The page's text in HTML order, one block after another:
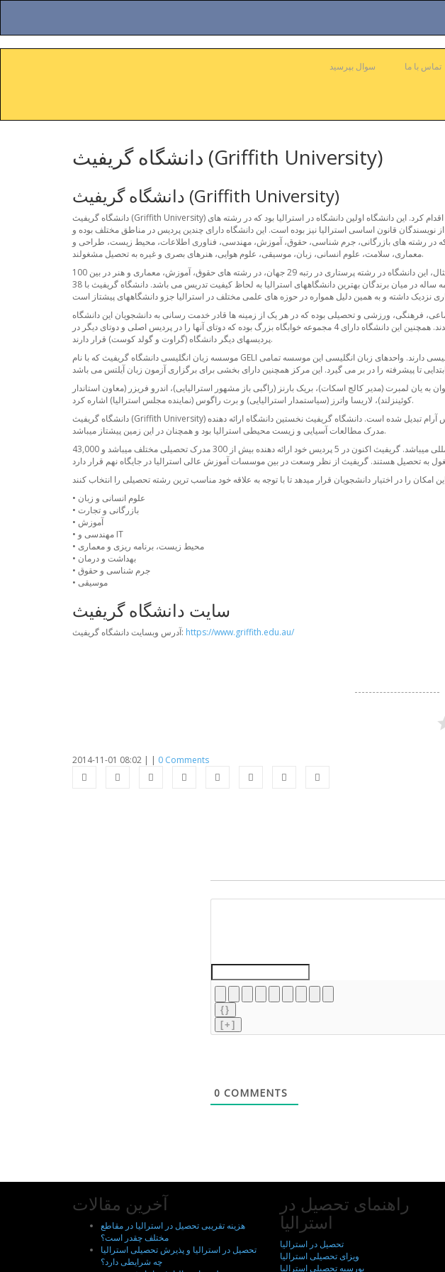
سوال بپرسید تماس با ما
دانشگاه گریفیث (Griffith University)
دانشگاه گریفیث (Griffith University)
دانشگاه گریفیث (Griffith University) دانشگاهی عمومی در جنوب شرقی کوئینزلند می باشد که در سال 1971 تاسیس گردیده و از سال 1975 به پذیرش دانشجو اقدام کرد. این دانشگاه اولین دانشگاه در استرالیا بود که در رشته های
نویسندگان قانون اساسی استرالیا نیز بوده است. این دانشگاه دارای چندین پردیس در مناطق مختلف بوده و
بریزبین قرار دارد. این دانشگاه به طور متوسط در حدود 44 هزار دانشجو داشته که در رشته های بازرگانی، جرم شناسی، حقوق، آموزش، مهندسی، فناوری اطلاعات، محیط زیست، طراحی و
معماری، سلامت، علوم انسانی، زبان، موسیقی، علوم هوایی، هنرهای بصری و غیره به تحصیل مشغولند.
دانشگاه گریفیث در برخی رشته های از اعتبار بسیار بالایی در سطح جهان نسبت به سایر رشته ها برخوردار است. به عنوان مثال، این دانشگاه در رشته پرستاری در رتبه 29 جهان، در رشته های حقوق، آموزش، معماری و هنر در بین 100
دانشگاه برتر جهان و در رشته های زبان و علوم زیست محیطی بین 150 دانشگاه برتر جهان است. علاوه بر آن این دانشگاه همه ساله در میان برندگان بهترین دانشگاههای استرالیا به لحاظ کیفیت تدریس می باشد. دانشگاه گریفیث با 38
فرهنگی، ورزشی و تحصیلی بوده که در هر یک از زمینه ها قادر خدمت رسانی به دانشجویان این دانشگاه
است. برخی باشگاههای ورزشی این دانشگاه به قدری مشهور گشتند که در نهایت به عنوان ارگان رسمی از دانشگاه جدا گردیدند. همچنین این دانشگاه دارای 4 مجموعه خوابگاه بزرگ بوده که دوتای آنها را در پردیس اصلی و دوتای دیگر در
پردیسهای دیگر دانشگاه (گراوت و گولد کوست) قرار دارند.
موسسه زبان انگلیسی دانشگاه گریفیث که با نام GELI شناخته می شود، ارائه دهنده واحدهای زبان انگلیسی برای دانشجویان خارجی است که در بدو ورود نیاز به بهبود سطح زبان انگلیسی دارند. واحدهای زبان انگلیسی این موسسه تمامی
لمبرت (مدیر کالج اسکات)، بریک بارنز (راگبی باز مشهور استرالیایی)، اندرو فریزر (معاون استاندار
کوئینزلند)، لاریسا واترز (سیاستمدار استرالیایی) و برت راگوس (نماینده مجلس استرالیا) اشاره کرد.
دانشگاه گریفیث (Griffith University) پس از تاسیس در سال 1975، به یکی از مبتکرتربن موسسات استرالیا و یکی از قویترین دانشگاه های حوزه آسیا و اقیانوس آرام تبدیل شده است. دانشگاه گریفیث نخستین دانشگاه ارائه دهنده
مدرک مطالعات آسیایی و زیست محیطی استرالیا بود و همچنان در این زمین پیشتاز میباشد.
دانشگاه گریفیث از بزرگترین موسسات آموزشی، دارای پردیس های مختلف و امکانات آموزشی و تحقیقاتی معتبر بین المللی میباشد. گریفیث اکنون در 5 پردیس خود ارائه دهنده بیش از 300 مدرک تحصیلی مختلف میباشد و 43,000
• علوم انسانی و زبان
• بازرگانی و تجارت
• آموزش
• مهندسی و IT
• محیط زیست، برنامه ریزی و معماری
• بهداشت و درمان
• جرم شناسی و حقوق
• موسیقی
سایت دانشگاه گریفیث
آدرس وبسایت دانشگاه گریفیث: https://www.griffith.edu.au/
2014-11-01 08:02 | | 0 Comments
{}
[+]
0 COMMENTS
آخرین مقالات
هزینه تقریبی تحصیل در استرالیا در مقاطع
مختلف چقدر است؟
تحصیل در استرالیا و پذیرش تحصیلی استرالیا
چه شرایطی دارد؟
راهنمای تحصیل در
استرالیا
تحصیل در استرالیا
ویزای تحصیلی استرالیا
بورسیه تحصیلی استرالیا